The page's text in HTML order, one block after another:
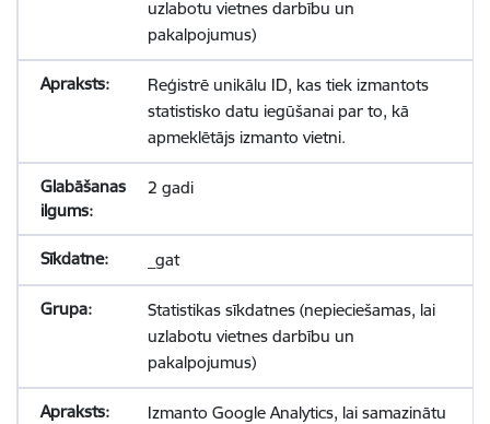
uzlabotu vietnes darbību un
pakalpojumus)
Reģistrē unikālu ID, kas tiek izmantots
statistisko datu iegūšanai par to, kā
apmeklētājs izmanto vietni.
2 gadi
_gat
Statistikas sīkdatnes (nepieciešamas, lai
uzlabotu vietnes darbību un
pakalpojumus)
Izmanto Google Analytics, lai samazinātu